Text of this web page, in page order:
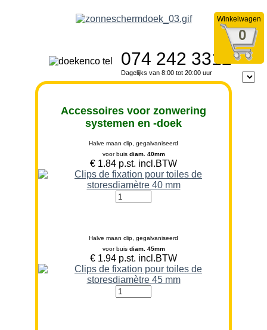
Winkelwagen
0
074 242 3312
Dagelijks van 8:00 tot 20:00 uur
Halve maan clip, gegalvaniseerd
voor buis diam. 40mm
€ 1.84 p.st. incl.BTW
Halve maan clip, gegalvaniseerd
voor buis diam. 45mm
€ 1.94 p.st. incl.BTW